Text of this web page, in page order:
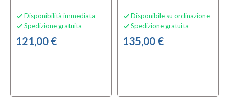
 Disponibilità immediata
 Spedizione gratuita
121,00 €
 Disponibile su ordinazione
 Spedizione gratuita
135,00 €